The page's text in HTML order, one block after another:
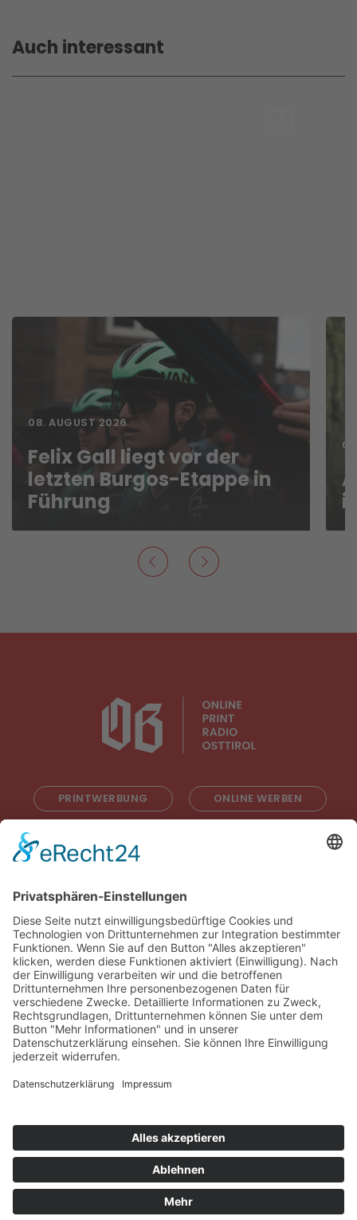
Auch interessant
08. AUGUST 2026
Felix Gall liegt vor der
letzten Burgos-Etappe in
Führung
PRINTWERBUNG ONLINE WERBEN
Impressum
AGB
Cookie-Einstellungen
Werbe-Einwilligungen